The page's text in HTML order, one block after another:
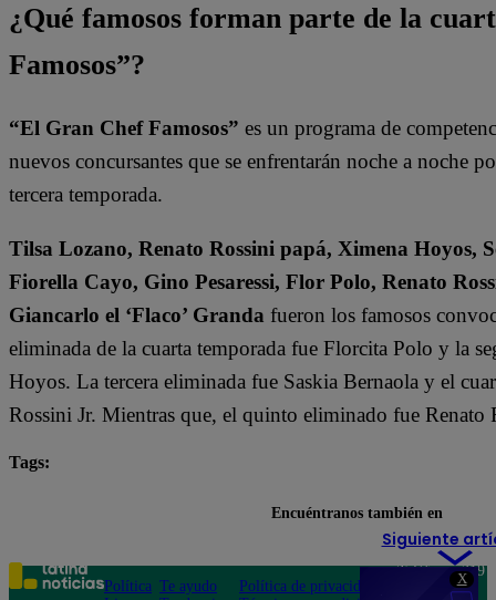
X
¿Qué famosos forman parte de la
Famosos”?
“El Gran Chef Famosos” es un programa de
nuevos concursantes que se enfrentarán noche a noche
tercera temporada.
Tilsa Lozano, Renato Rossini papá, Ximena Hoyos,
Fiorella Cayo, Gino Pesaressi, Flor Polo, Renato
Giancarlo el ‘Flaco’ Granda fueron los famosos
eliminada de la cuarta temporada fue Florcita Polo y la
Hoyos. La tercera eliminada fue Saskia Bernaola y el
Rossini Jr. Mientras que, el quinto eliminado fue Renato
Tags:
Siguiente
Encuéntranos también en
Política Te ayudo
Política de privacidad
Teléfono: 219